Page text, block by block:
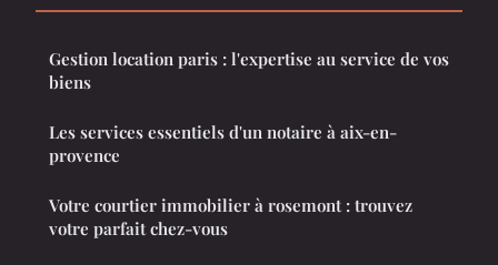
Gestion location paris : l'expertise au service de vos
biens
Les services essentiels d'un notaire à aix-en-
provence
Votre courtier immobilier à rosemont : trouvez
votre parfait chez-vous